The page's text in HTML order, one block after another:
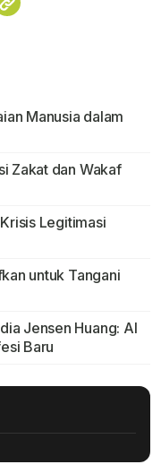
Manusia dalam
Zakat dan Wakaf
Legitimasi
untuk Tangani
Jensen Huang: AI
Baru